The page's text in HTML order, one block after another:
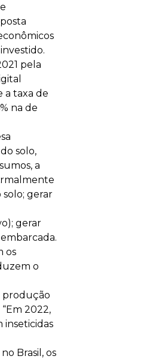
pela
a taxa de
na de
solo,
a
gerar
gerar
os
o
produção
2022,
inseticidas
Brasil, os